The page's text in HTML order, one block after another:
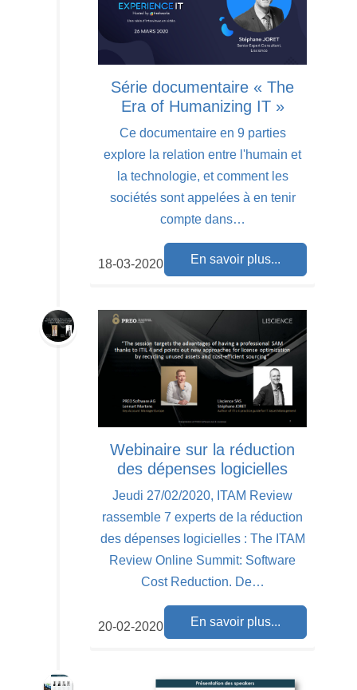
Série documentaire « The
Era of Humanizing IT »
Ce documentaire en 9 parties
explore la relation entre l'humain et
la technologie, et comment les
sociétés sont appelées à en tenir
compte dans…
En savoir plus...
18-03-2020
Webinaire sur la réduction
des dépenses logicielles
Jeudi 27/02/2020, ITAM Review
rassemble 7 experts de la réduction
des dépenses logicielles : The ITAM
Review Online Summit: Software
Cost Reduction. De…
En savoir plus...
20-02-2020